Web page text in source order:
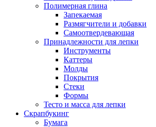
Полимерная глина
Запекаемая
Размягчители и добавки
Самоотвердевающая
Принадлежности для лепки
Инструменты
Каттеры
Молды
Покрытия
Стеки
Формы
Тесто и масса для лепки
Скрапбукинг
Бумага